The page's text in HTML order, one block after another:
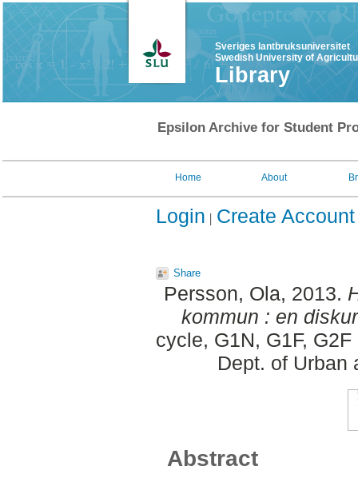
Sveriges lantbruksuniversitet
Swedish University of
Library
Epsilon Archive for Student
Home About
Login Create Account
Share
Persson, Ola, 2013.
kommun : en
cycle, G1N, G1F,
Dept. of Urban
Abstract